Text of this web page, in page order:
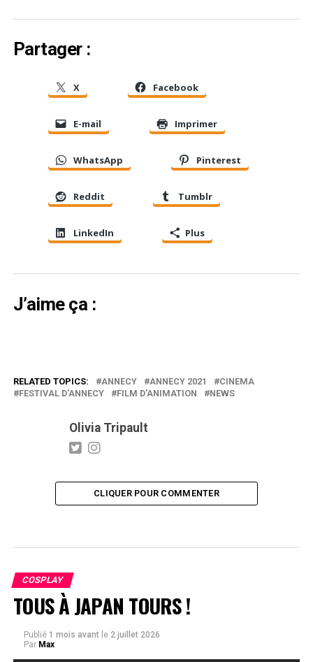
Partager :
X Facebook
E-mail Imprimer
WhatsApp Pinterest
Reddit Tumblr
LinkedIn Plus
J’aime ça :
RELATED TOPICS: ANNECY ANNECY 2021
CINEMA
FESTIVAL D'ANNECY
FILM D'ANIMATION NEWS
Olivia Tripault
CLIQUER POUR COMMENTER
COSPLAY
TOUS À JAPAN TOURS !
Publié 1 mois avant le 2 juillet 2026
Par Max